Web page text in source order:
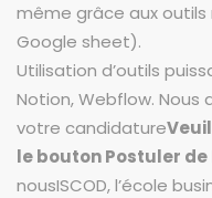
même grâce aux
Google sheet).
Utilisation d’outils
Notion, Webflow.
votre candidature
le bouton Postuler de
nousISCOD, l’école